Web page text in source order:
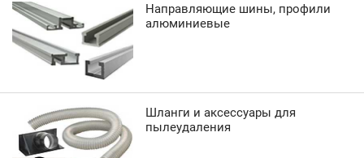
Направляющие шины, профили
алюминиевые
Шланги и аксессуары для
пылеудаления